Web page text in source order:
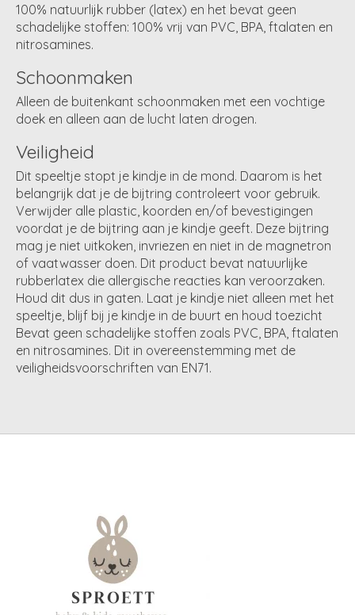
100% natuurlijk rubber (latex) en het bevat geen
schadelijke stoffen: 100% vrij van PVC, BPA, ftalaten en
nitrosamines.
Schoonmaken
Alleen de buitenkant schoonmaken met een vochtige
doek en alleen aan de lucht laten drogen.
Veiligheid
Dit speeltje stopt je kindje in de mond. Daarom is het
belangrijk dat je de bijtring controleert voor gebruik.
Verwijder alle plastic, koorden en/of bevestigingen
voordat je de bijtring aan je kindje geeft. Deze bijtring
mag je niet uitkoken, invriezen en niet in de magnetron
of vaatwasser doen. Dit product bevat natuurlijke
rubberlatex die allergische reacties kan veroorzaken.
Houd dit dus in gaten. Laat je kindje niet alleen met het
speeltje, blijf bij je kindje in de buurt en houd toezicht
Bevat geen schadelijke stoffen zoals PVC, BPA, ftalaten
en nitrosamines. Dit in overeenstemming met de
veiligheidsvoorschriften van EN71.